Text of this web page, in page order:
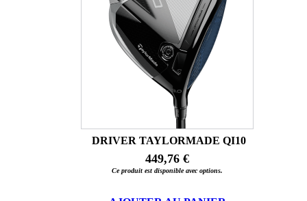
DRIVER TAYLORMADE QI10
449,76 €
Ce produit est disponible avec options.